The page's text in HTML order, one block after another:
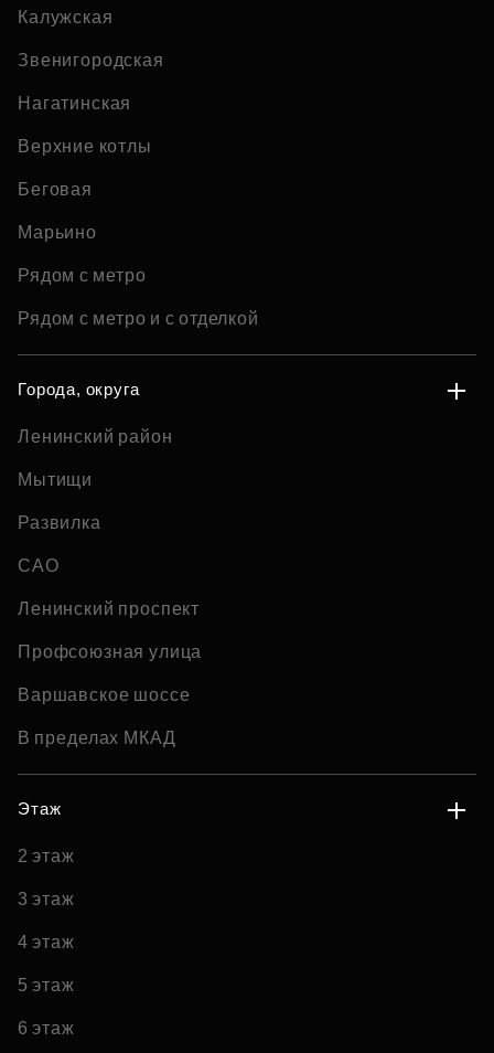
Калужская
Звенигородская
Нагатинская
Верхние котлы
Беговая
Марьино
Рядом с метро
Рядом с метро и с отделкой
Города, округа
Ленинский район
Мытищи
Развилка
САО
Ленинский проспект
Профсоюзная улица
Варшавское шоссе
В пределах МКАД
Этаж
2 этаж
3 этаж
4 этаж
5 этаж
6 этаж